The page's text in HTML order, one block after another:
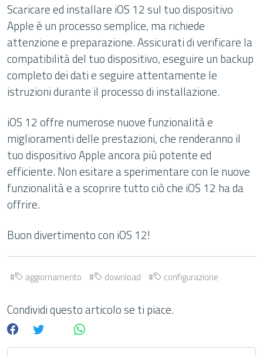
Scaricare ed installare iOS 12 sul tuo dispositivo
Apple è un processo semplice, ma richiede
attenzione e preparazione. Assicurati di verificare la
compatibilità del tuo dispositivo, eseguire un backup
completo dei dati e seguire attentamente le
istruzioni durante il processo di installazione.
iOS 12 offre numerose nuove funzionalità e
miglioramenti delle prestazioni, che renderanno il
tuo dispositivo Apple ancora più potente ed
efficiente. Non esitare a sperimentare con le nuove
funzionalità e a scoprire tutto ciò che iOS 12 ha da
offrire.
Buon divertimento con iOS 12!
aggiornamento download configurazione
Condividi questo articolo se ti piace.